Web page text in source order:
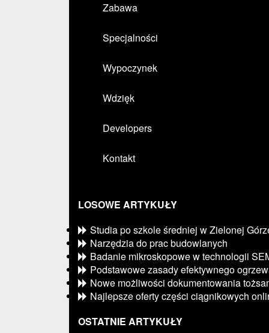
Zabawa
Specjalności
Wypoczynek
Wdzięk
Developers
Kontakt
LOSOWE ARTYKUŁY
Studia po szkole średniej w Zielonej
Narzędzia do prac budowlanych
Badanie mikroskopowe w technologii
Podstawowe zasady efektywnego
Nowe możliwości dokumentowania
Najlepsze oferty części ciągnikowych
OSTATNIE ARTYKUŁY